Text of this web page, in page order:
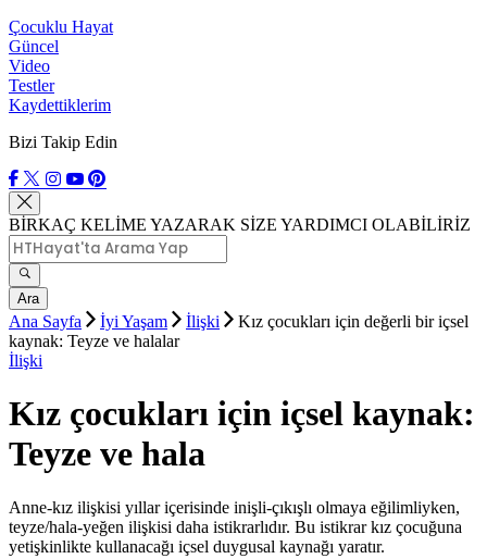
Çocuklu Hayat
Güncel
Video
Testler
Kaydettiklerim
Bizi Takip Edin
BİRKAÇ KELİME YAZARAK SİZE YARDIMCI OLABİLİRİZ
Ara
Ana Sayfa İyi Yaşam İlişki
Kız çocukları için değerli bir içsel
kaynak: Teyze ve halalar
İlişki
Kız çocukları için içsel kaynak:
Teyze ve hala
Anne-kız ilişkisi yıllar içerisinde inişli-çıkışlı olmaya eğilimliyken,
teyze/hala-yeğen ilişkisi daha istikrarlıdır. Bu istikrar kız çocuğuna
yetişkinlikte kullanacağı içsel duygusal kaynağı yaratır.